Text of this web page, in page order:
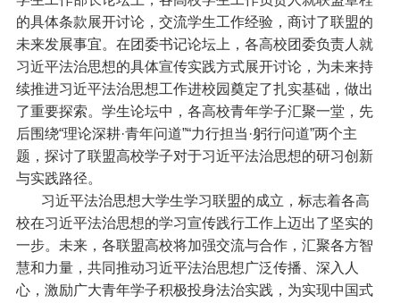
的具体条款展开讨论，交流学生工作经验，商讨了联盟的
未来发展事宜。在团委书记论坛上，各高校团委负责人就
习近平法治思想的具体宣传实践方式展开讨论，为未来持
续推进习近平法治思想工作进校园奠定了扎实基础，做出
了重要探索。学生论坛中，各高校青年学子汇聚一堂，先
后围绕“理论深耕·青年问道”“力行担当·躬行问道”两个主
题，探讨了联盟高校学子对于习近平法治思想的研习创新
与实践路径。
习近平法治思想大学生学习联盟的成立，标志着各高
校在习近平法治思想的学习宣传践行工作上迈出了坚实的
一步。未来，各联盟高校将加强交流与合作，汇聚各方智
慧和力量，共同推动习近平法治思想广泛传播、深入人
心，激励广大青年学子积极投身法治实践，为实现中国式